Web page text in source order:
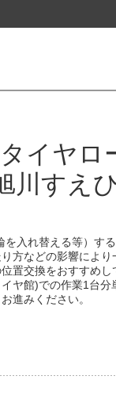
イヤロ
川すえ
入れ替える等）す
方などの影響により
置交換をおすすめし
ヤ館)での作業1台分
進みください。